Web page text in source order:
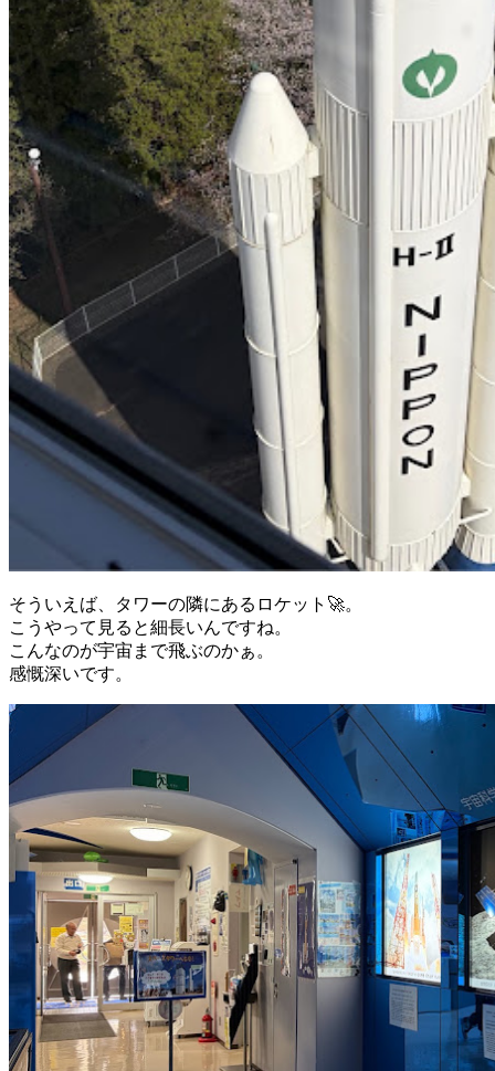
そういえば、タワーの隣にあるロケット🚀。
こうやって見ると細長いんですね。
こんなのが宇宙まで飛ぶのかぁ。
感慨深いです。